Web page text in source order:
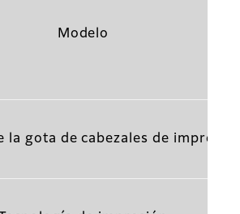
Modelo
la gota de cabezales de